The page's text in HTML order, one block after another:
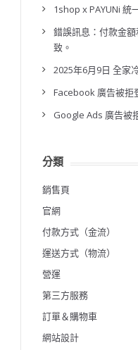
1shop x PAYUNi 統
錯誤訊息：付款金
致。
2025年6月9日 全家
Facebook 廣告被拒
Google Ads 廣告被
分類
銷售頁
官網
付款方式（金流）
運送方式（物流）
營運
第三方服務
訂單＆購物車
網站設計